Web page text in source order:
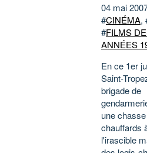
04 mai
#CINÉMA,
#FILMS
ANNÉES
En ce 1er
Saint-
brigade de
une
chauffards
l'irascible